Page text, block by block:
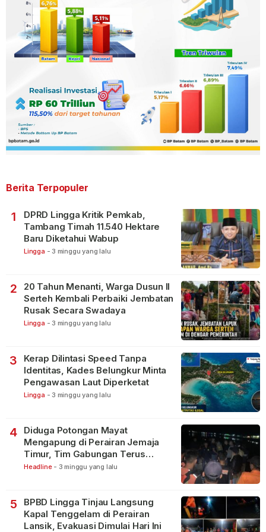
Berita Terpopuler
1
DPRD Lingga Kritik Pemkab,
Tambang Timah 11.540 Hektare
Baru Diketahui Wabup
Lingga - 3 minggu yang lalu
2
20 Tahun Menanti, Warga Dusun II
Serteh Kembali Perbaiki Jembatan
Rusak Secara Swadaya
Lingga - 3 minggu yang lalu
3
Kerap Dilintasi Speed Tanpa
Identitas, Kades Belungkur Minta
Pengawasan Laut Diperketat
Lingga - 3 minggu yang lalu
4
Diduga Potongan Mayat
Mengapung di Perairan Jemaja
Timur, Tim Gabungan Terus
Lakukan Pencarian
Headline - 3 minggu yang lalu
5
BPBD Lingga Tinjau Langsung
Kapal Tenggelam di Perairan
Lansik, Evakuasi Dimulai Hari Ini